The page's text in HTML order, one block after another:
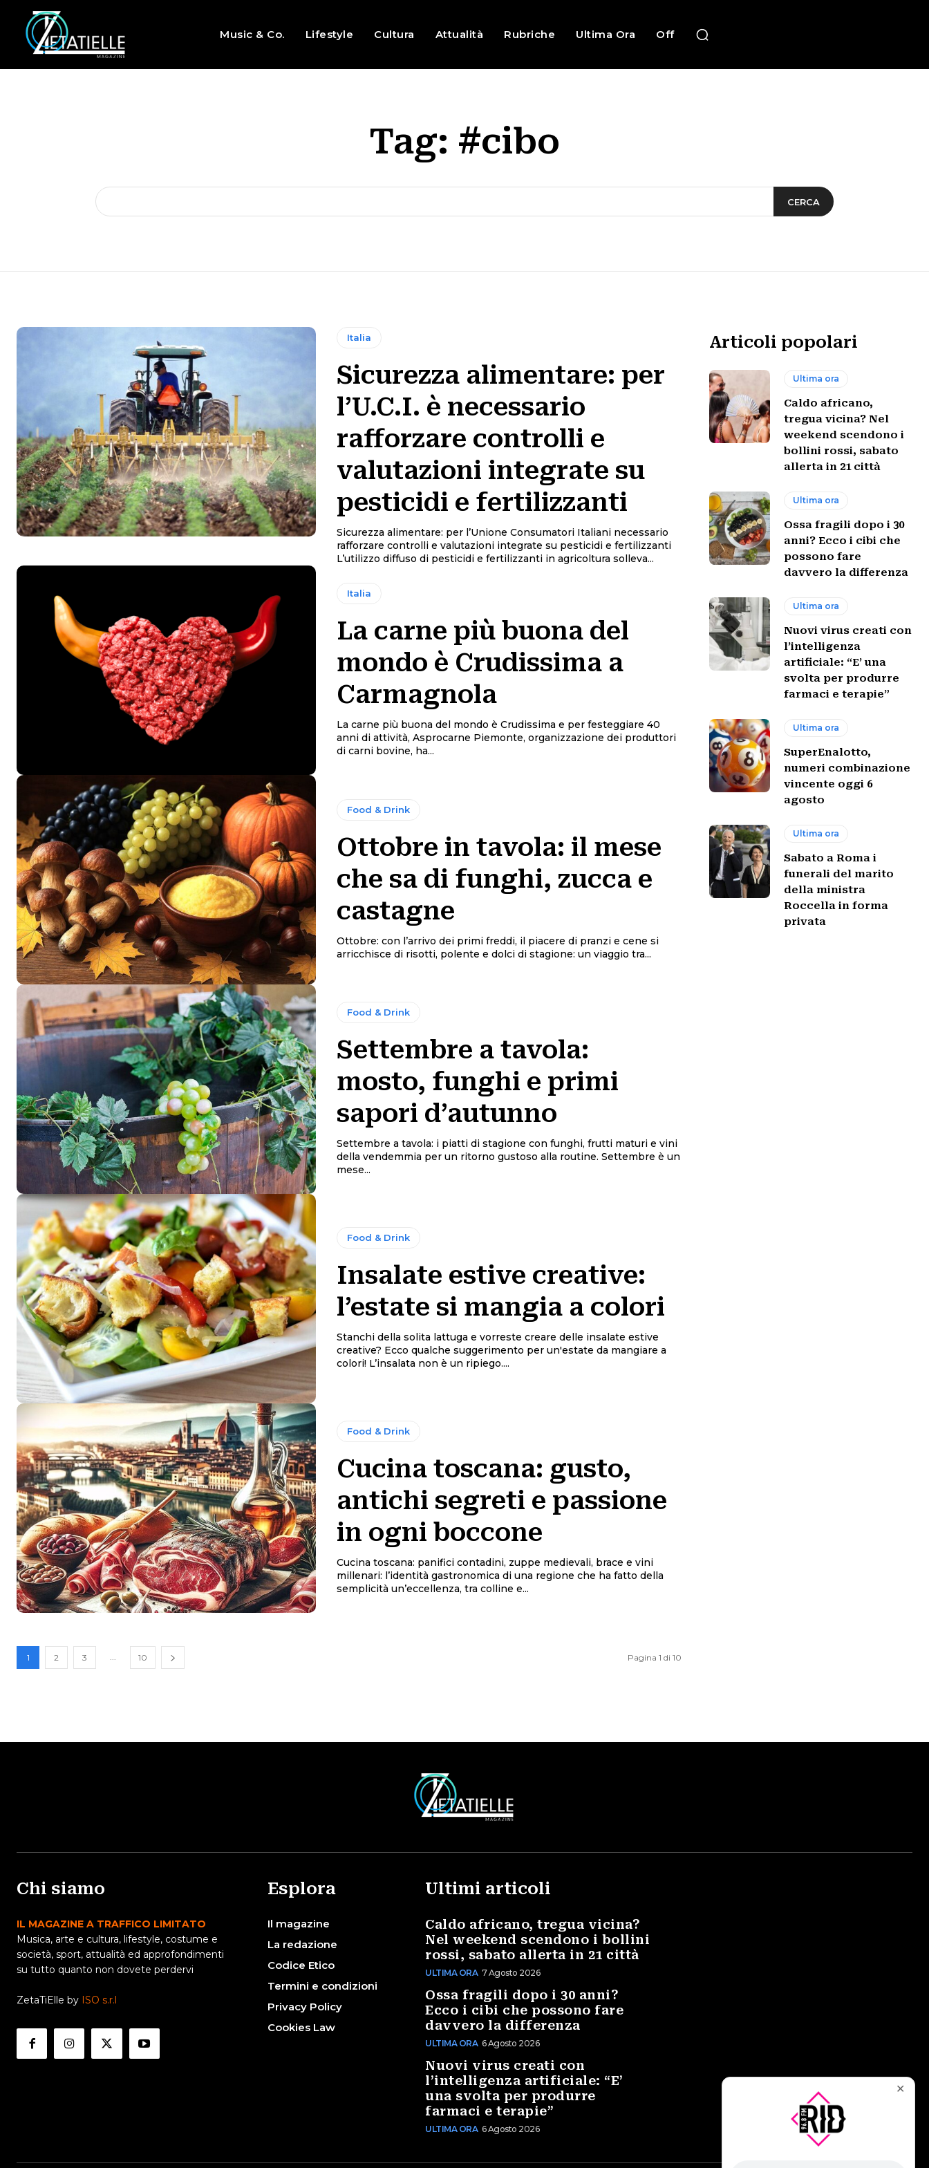
Music & Co. Lifestyle Cultura Attualità Rubriche Ultima Ora Off
Tag: #cibo
CERCA
Italia
Sicurezza alimentare: per
l’U.C.I. è necessario
rafforzare controlli e
valutazioni integrate su
pesticidi e fertilizzanti
Sicurezza alimentare: per l’Unione Consumatori Italiani necessario
rafforzare controlli e valutazioni integrate su pesticidi e fertilizzanti
L’utilizzo diffuso di pesticidi e fertilizzanti in agricoltura solleva...
Italia
La carne più buona del
mondo è Crudissima a
Carmagnola
La carne più buona del mondo è Crudissima e per festeggiare 40
anni di attività, Asprocarne Piemonte, organizzazione dei produttori
di carni bovine, ha...
Food & Drink
Ottobre in tavola: il mese
che sa di funghi, zucca e
castagne
Ottobre: con l’arrivo dei primi freddi, il piacere di pranzi e cene si
arricchisce di risotti, polente e dolci di stagione: un viaggio tra...
Food & Drink
Settembre a tavola:
mosto, funghi e primi
sapori d’autunno
Settembre a tavola: i piatti di stagione con funghi, frutti maturi e vini
della vendemmia per un ritorno gustoso alla routine. Settembre è un
mese...
Food & Drink
Insalate estive creative:
l’estate si mangia a colori
Stanchi della solita lattuga e vorreste creare delle insalate estive
creative? Ecco qualche suggerimento per un'estate da mangiare a
colori! L’insalata non è un ripiego....
Food & Drink
Cucina toscana: gusto,
antichi segreti e passione
in ogni boccone
Cucina toscana: panifici contadini, zuppe medievali, brace e vini
millenari: l’identità gastronomica di una regione che ha fatto della
semplicità un’eccellenza, tra colline e...
1 2 3 ... 10 Pagina 1 di 10
Articoli popolari
Ultima ora
Caldo africano,
tregua vicina? Nel
weekend scendono i
bollini rossi, sabato
allerta in 21 città
Ultima ora
Ossa fragili dopo i 30
anni? Ecco i cibi che
possono fare
davvero la differenza
Ultima ora
Nuovi virus creati con
l’intelligenza
artificiale: “E’ una
svolta per produrre
farmaci e terapie”
Ultima ora
SuperEnalotto,
numeri combinazione
vincente oggi 6
agosto
Ultima ora
Sabato a Roma i
funerali del marito
della ministra
Roccella in forma
privata
Chi siamo
IL MAGAZINE A TRAFFICO LIMITATO
Musica, arte e cultura, lifestyle, costume e
società, sport, attualità ed approfondimenti
su tutto quanto non dovete perdervi
ZetaTiElle by ISO s.r.l
Esplora
Il magazine
La redazione
Codice Etico
Termini e condizioni
Privacy Policy
Cookies Law
Ultimi articoli
Caldo africano, tregua vicina?
Nel weekend scendono i bollini
rossi, sabato allerta in 21 città
ULTIMA ORA 7 Agosto 2026
Ossa fragili dopo i 30 anni?
Ecco i cibi che possono fare
davvero la differenza
ULTIMA ORA 6 Agosto 2026
Nuovi virus creati con
l’intelligenza artificiale: “E’
una svolta per produrre
farmaci e terapie”
ULTIMA ORA 6 Agosto 2026
✕